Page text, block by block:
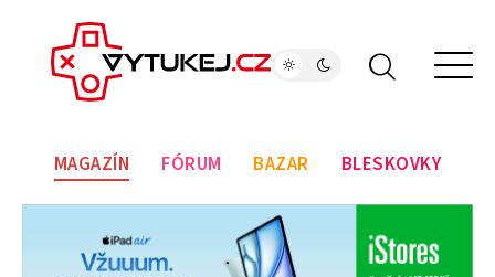
MAGAZÍN FÓRUM BAZAR BLESKOVKY